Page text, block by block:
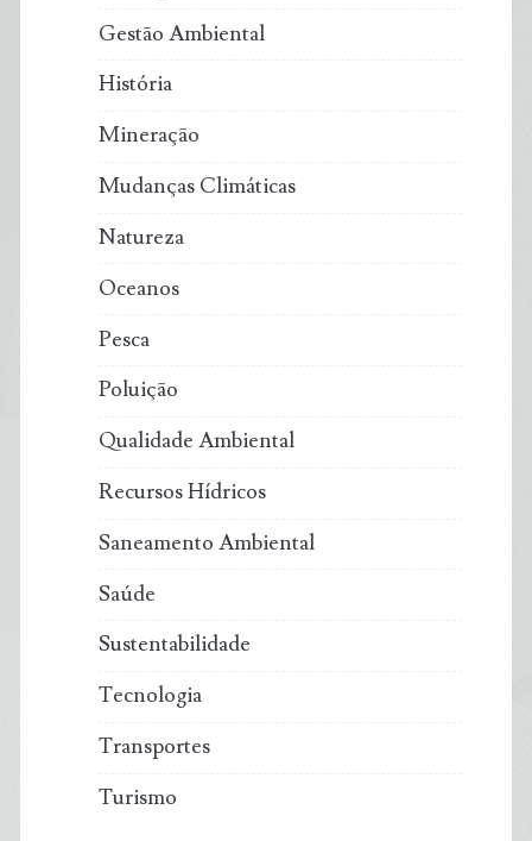
Gestão Ambiental
História
Mineração
Mudanças Climáticas
Natureza
Oceanos
Pesca
Poluição
Qualidade Ambiental
Recursos Hídricos
Saneamento Ambiental
Saúde
Sustentabilidade
Tecnologia
Transportes
Turismo